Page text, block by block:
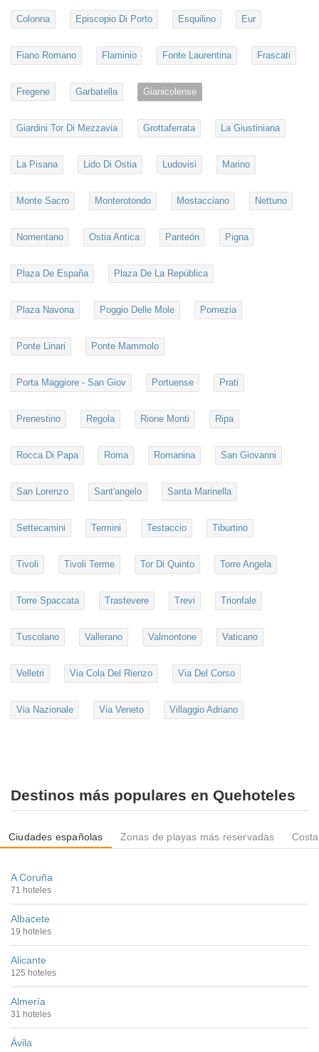
Colonna Episcopio Di Porto Esquilino Eur
Fiano Romano Flaminio Fonte Laurentina Frascati
Fregene Garbatella Gianicolense
Giardini Tor Di Mezzavia Grottaferrata La Giustiniana
La Pisana Lido Di Ostia Ludovisi Marino
Monte Sacro Monterotondo Mostacciano Nettuno
Nomentano Ostia Antica Panteón Pigna
Plaza De España Plaza De La República
Plaza Navona Poggio Delle Mole Pomezia
Ponte Linari Ponte Mammolo
Porta Maggiore - San Giov Portuense Prati
Prenestino Regola Rione Monti Ripa
Rocca Di Papa Roma Romanina San Giovanni
San Lorenzo Sant'angelo Santa Marinella
Settecamini Termini Testaccio Tiburtino
Tivoli Tivoli Terme Tor Di Quinto Torre Angela
Torre Spaccata Trastevere Trevi Trionfale
Tuscolano Vallerano Valmontone Vaticano
Velletri Via Cola Del Rienzo Via Del Corso
Via Nazionale Via Veneto Villaggio Adriano
Destinos más populares en Quehoteles
Ciudades españolas Zonas de playas más reservadas
A Coruña
71 hoteles
Albacete
19 hoteles
Alicante
125 hoteles
Almería
31 hoteles
Ávila